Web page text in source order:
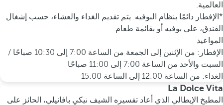
العالمية.
*الإفطار دائمًا بنظام البوفيه. يتم تقديم الغداء والعشاء، حسب إشغال
الفندق، على بوفيه أو بقائمة طعام.
المواعيد
الإفطار: من الإثنين إلى الجمعة من الساعة 7:00 إلى 10:30 صباحًا /
السبت والأحد من الساعة 7:00 إلى 11:00 صباحًا
الغداء: من الساعة 12:00 إلى الساعة 15:00
La Dolce Vita
المطبخ الإيطالي الذي أعاد تفسيره الشيف نيكي بافانيلي، الحائز على